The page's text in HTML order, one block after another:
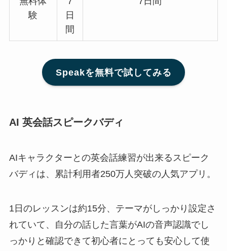
験
日
間
Speakを無料で試してみる
AI 英会話スピークバディ
AIキャラクターとの英会話練習が出来るスピーク
バディは、累計利用者250万人突破の人気アプリ。
1日のレッスンは約15分、テーマがしっかり設定さ
れていて、自分の話した言葉がAIの音声認識でし
っかりと確認できて初心者にとっても安心して使